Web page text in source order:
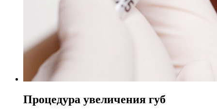
Процедура увеличения губ